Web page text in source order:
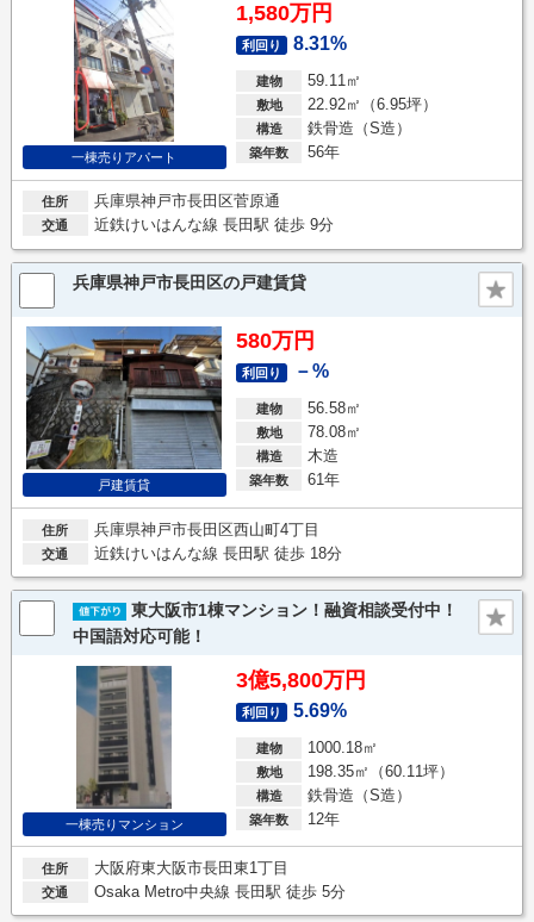
一棟売りアパート
1,580万円
利回り 8.31%
建物 59.11㎡
敷地 22.92㎡（6.95坪）
構造 鉄骨造（S造）
築年数 56年
住所 兵庫県神戸市長田区菅原通
交通 近鉄けいはんな線 長田駅 徒歩 9分
兵庫県神戸市長田区の戸建賃貸
戸建賃貸
580万円
利回り －%
建物 56.58㎡
敷地 78.08㎡
構造 木造
築年数 61年
住所 兵庫県神戸市長田区西山町4丁目
交通 近鉄けいはんな線 長田駅 徒歩 18分
東大阪市1棟マンション！融資相談受付中！
中国語対応可能！
一棟売りマンション
3億5,800万円
利回り 5.69%
建物 1000.18㎡
敷地 198.35㎡（60.11坪）
構造 鉄骨造（S造）
築年数 12年
住所 大阪府東大阪市長田東1丁目
交通 Osaka Metro中央線 長田駅 徒歩 5分